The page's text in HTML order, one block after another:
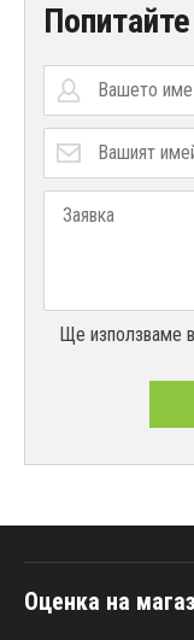
Ще използваме
Оценка на